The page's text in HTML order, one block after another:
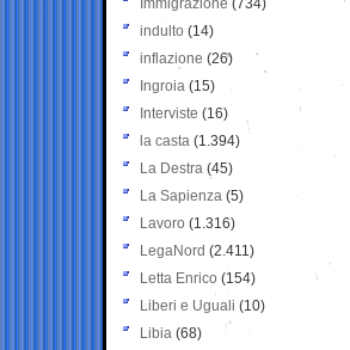
Immigrazione (734)
indulto (14)
inflazione (26)
Ingroia (15)
Interviste (16)
la casta (1.394)
La Destra (45)
La Sapienza (5)
Lavoro (1.316)
LegaNord (2.411)
Letta Enrico (154)
Liberi e Uguali (10)
Libia (68)